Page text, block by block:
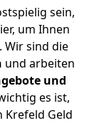
sein,
um Ihnen
Wir sind die
und arbeiten
und
es ist,
Krefeld Geld